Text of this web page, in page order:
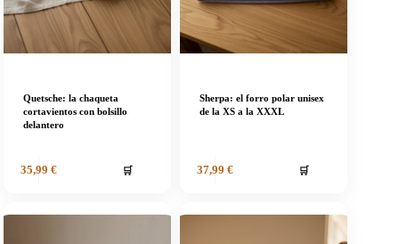
Quetsche: la chaqueta
cortavientos con bolsillo
delantero
35,99 € 🛒
Sherpa: el forro polar unisex
de la XS a la XXXL
37,99 € 🛒